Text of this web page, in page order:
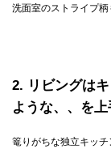
洗面室のストライプ柄
2
リビングは
ような、、を
篭りがちな独立キッ